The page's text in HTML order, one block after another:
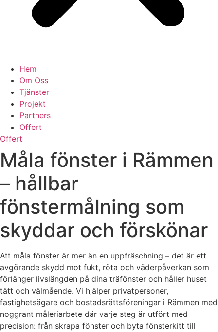
Hem
Om Oss
Tjänster
Projekt
Partners
Offert
Offert
Måla fönster i Rämmen
– hållbar
fönstermålning som
skyddar och förskönar
Att måla fönster är mer än en uppfräschning – det är ett
avgörande skydd mot fukt, röta och väderpåverkan som
förlänger livslängden på dina träfönster och håller huset
tätt och välmående. Vi hjälper privatpersoner,
fastighetsägare och bostadsrättsföreningar i Rämmen med
noggrant måleriarbete där varje steg är utfört med
precision: från skrapa fönster och byta fönsterkitt till